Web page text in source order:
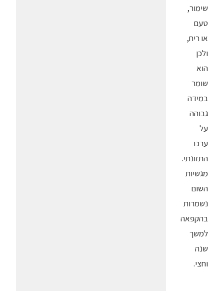
שימור,
טעם
או ריח,
ולכן
הוא
שומר
במידה
גבוהה
על
ערכו
התזונתי.
מגשיות
השום
נשמרות
בהקפאה
למשך
שנה
וחצי.